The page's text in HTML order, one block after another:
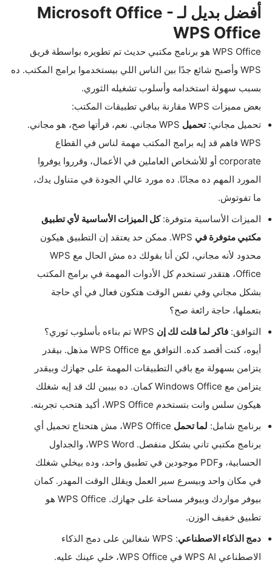
أفضل بديل لـ Microsoft Office -
WPS Office
WPS Office هو برنامج مكتبي حديث تم تطويره بواسطة فريق
WPS وأصبح شائع جدًا بين الناس اللي بيستخدموا برامج المكتب. ده
بسبب سهولة استخدامه وأسلوب تشغيله الثوري.
بعض مميزات WPS مقارنة بباقي تطبيقات المكتب:
تحميل مجاني:تحميل
WPS مجاني. نعم، قرأتها صح، هو مجاني.
WPS فاهم قد إيه برامج المكتب مهمة لناس في القطاع
corporate أو للأشخاص العاملين في الأعمال، وقرروا يوفروا
المورد المهم ده مجانًا. ده مورد عالي الجودة في متناول يدك،
ما تفوتوش.
الميزات الأساسية متوفرة:كل الميزات الأساسية لأي تطبيق
مكتبي متوفرة في
WPS. ممكن حد يعتقد إن التطبيق هيكون
محدود لأنه مجاني، لكن أنا بقولك ده مش الحال مع WPS
Office، هتقدر تستخدم كل الأدوات المهمة في برامج المكتب
بشكل مجاني وفي نفس الوقت هتكون فعال في أي حاجة
بتعملها، حاجة رائعة صح؟
التوافق: فاكر لما قلت لك إن
WPS تم بناءه بأسلوب ثوري؟
أيوه، كنت أقصد كده. التوافق مع WPS Office مذهل. بيقدر
يتزامن بسهولة مع باقي التطبيقات المهمة على جهازك وبيقدر
يتزامن مع Windows Office كمان. ده بيبين لك قد إيه شغلك
هيكون سلس وانت بتستخدم WPS Office، أكيد هتحب تجربته.
برنامج شامل: لما تحمل
WPS Office، مش هتحتاج تحميل أي
برنامج مكتبي تاني بشكل منفصل. WPS Word، والجداول
الحسابية، وPDF موجودين في تطبيق واحد، وده بيخلي شغلك
في مكان واحد وبيسرع سير العمل ويقلل الوقت المهدر. كمان
بيوفر مواردك وبيوفر مساحة على جهازك. WPS Office هو
تطبيق خفيف الوزن.
دمج الذكاء الاصطناعي
: WPS شغالين على دمج الذكاء
الاصطناعي WPS AI في WPS Office، خلي عينك عليه.